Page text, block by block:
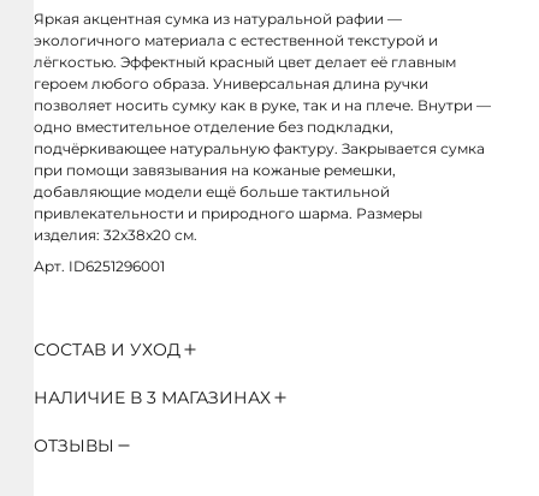
Яркая акцентная сумка из натуральной рафии —
экологичного материала с естественной текстурой и
лёгкостью. Эффектный красный цвет делает её главным
героем любого образа. Универсальная длина ручки
позволяет носить сумку как в руке, так и на плече. Внутри —
одно вместительное отделение без подкладки,
подчёркивающее натуральную фактуру. Закрывается сумка
при помощи завязывания на кожаные ремешки,
добавляющие модели ещё больше тактильной
привлекательности и природного шарма. Размеры
изделия: 32х38х20 см.
Арт. ID6251296001
СОСТАВ И УХОД
НАЛИЧИЕ В 3 МАГАЗИНАХ
ОТЗЫВЫ